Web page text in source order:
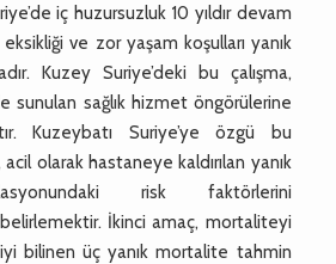
iç huzursuzluk 10 yıldır devam
ve zor yaşam koşulları yanık
Kuzey Suriye’deki bu çalışma,
sunulan sağlık hizmet öngörülerine
Kuzeybatı Suriye’ye özgü bu
acil olarak hastaneye kaldırılan yanık
risk faktörlerini
İkinci amaç, mortaliteyi
bilinen üç yanık mortalite tahmin